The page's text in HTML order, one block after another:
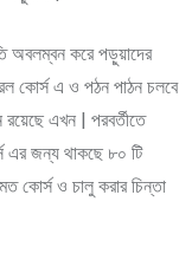
অবলম্বন করে পড়ুয়াদের
কোর্স এ ও পঠন পাঠন চলবে
এখন | পরবর্তীতে
এর জন্য থাকছে ৮০ টি
কোর্স ও চালু করার চিন্তা